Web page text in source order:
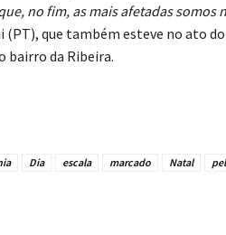
no fim, as mais afetadas somos
(PT), que também esteve no ato
bairro da Ribeira.
Dia escala marcado Natal